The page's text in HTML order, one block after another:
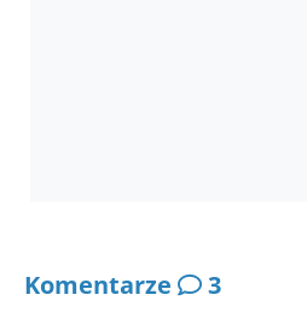
Komentarze 3